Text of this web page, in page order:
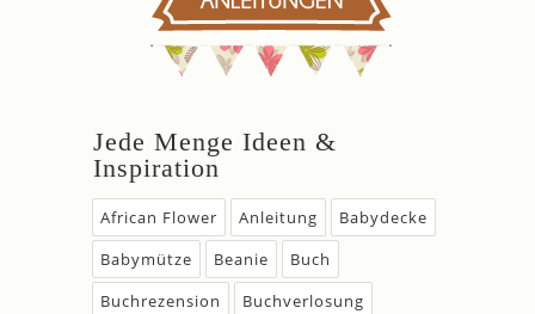
Jede Menge Ideen &
Inspiration
African Flower Anleitung
Babydecke
Babymütze
Beanie
Buch
Buchrezension
Buchverlosung